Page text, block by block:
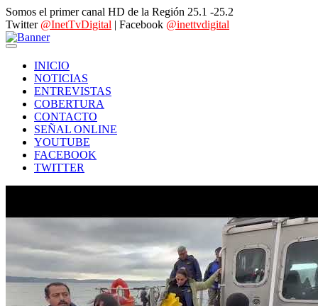
Somos el primer canal HD de la Región 25.1 -25.2
Twitter @InetTvDigital | Facebook @inettvdigital
INICIO
NOTICIAS
ENTREVISTAS
COBERTURA
CONTACTO
SEÑAL ONLINE
YOUTUBE
FACEBOOK
TWITTER